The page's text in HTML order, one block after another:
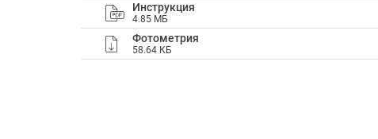
Инструкция
4.85 МБ
Фотометрия
58.64 КБ